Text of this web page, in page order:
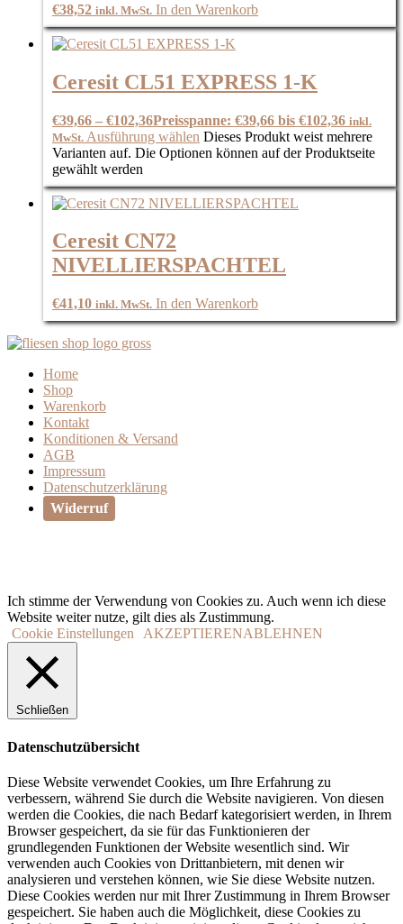
€38,52 inkl. MwSt. In den Warenkorb
Ceresit CL51 EXPRESS 1-K
€39,66 – €102,36Preisspanne: €39,66 bis €102,36 inkl.
MwSt. Ausführung wählen Dieses Produkt weist mehrere
Varianten auf. Die Optionen können auf der Produktseite
gewählt werden
Ceresit CN72
NIVELLIERSPACHTEL
€41,10 inkl. MwSt. In den Warenkorb
Home
Shop
Warenkorb
Kontakt
Konditionen & Versand
AGB
Impressum
Datenschutzerklärung
Widerruf
Ich stimme der Verwendung von Cookies zu. Auch wenn ich diese
Website weiter nutze, gilt dies als Zustimmung.
Cookie Einstellungen
AKZEPTIERENABLEHNEN
Schließen
Datenschutzübersicht
Diese Website verwendet Cookies, um Ihre Erfahrung zu
verbessern, während Sie durch die Website navigieren. Von diesen
werden die Cookies, die nach Bedarf kategorisiert werden, in Ihrem
Browser gespeichert, da sie für das Funktionieren der
grundlegenden Funktionen der Website wesentlich sind. Wir
verwenden auch Cookies von Drittanbietern, mit denen wir
analysieren und verstehen können, wie Sie diese Website nutzen.
Diese Cookies werden nur mit Ihrer Zustimmung in Ihrem Browser
gespeichert. Sie haben auch die Möglichkeit, diese Cookies zu